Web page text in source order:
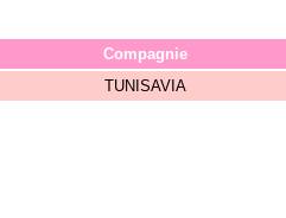
Compagnie
TUNISAVIA